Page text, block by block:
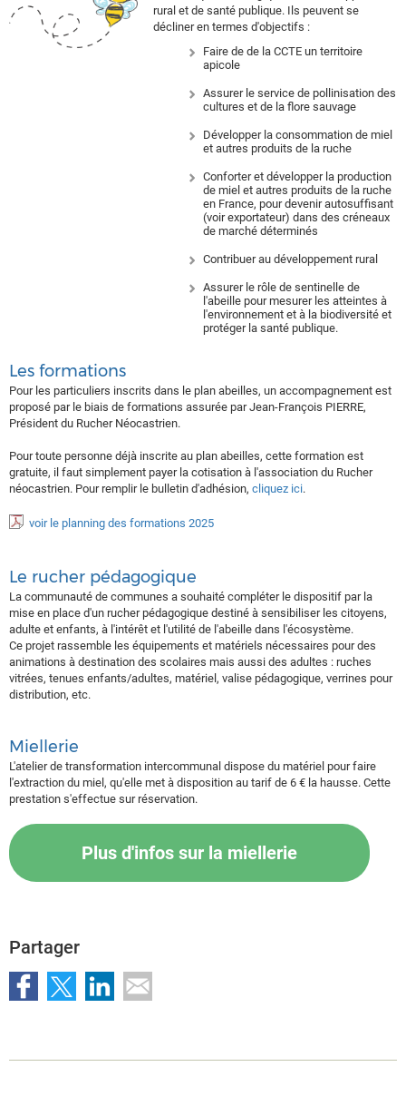
rural et de santé publique. Ils peuvent se
décliner en termes d'objectifs :
Faire de de la CCTE un territoire
apicole
Assurer le service de pollinisation des
cultures et de la flore sauvage
Développer la consommation de miel
et autres produits de la ruche
Conforter et développer la production
de miel et autres produits de la ruche
en France, pour devenir autosuffisant
(voir exportateur) dans des créneaux
de marché déterminés
Contribuer au développement rural
Assurer le rôle de sentinelle de
l'abeille pour mesurer les atteintes à
l'environnement et à la biodiversité et
protéger la santé publique.
Les formations
Pour les particuliers inscrits dans le plan abeilles, un accompagnement est
proposé par le biais de formations assurée par Jean-François PIERRE,
Président du Rucher Néocastrien.
Pour toute personne déjà inscrite au plan abeilles, cette formation est
gratuite, il faut simplement payer la cotisation à l'association du Rucher
néocastrien. Pour remplir le bulletin d'adhésion, cliquez ici.
voir le planning des formations 2025
Le rucher pédagogique
La communauté de communes a souhaité compléter le dispositif par la
mise en place d'un rucher pédagogique destiné à sensibiliser les citoyens,
adulte et enfants, à l'intérêt et l'utilité de l'abeille dans l'écosystème.
Ce projet rassemble les équipements et matériels nécessaires pour des
animations à destination des scolaires mais aussi des adultes : ruches
vitrées, tenues enfants/adultes, matériel, valise pédagogique, verrines pour
distribution, etc.
Miellerie
L'atelier de transformation intercommunal dispose du matériel pour faire
l'extraction du miel, qu'elle met à disposition au tarif de 6 € la hausse. Cette
prestation s'effectue sur réservation.
Plus d'infos sur la miellerie
Partager